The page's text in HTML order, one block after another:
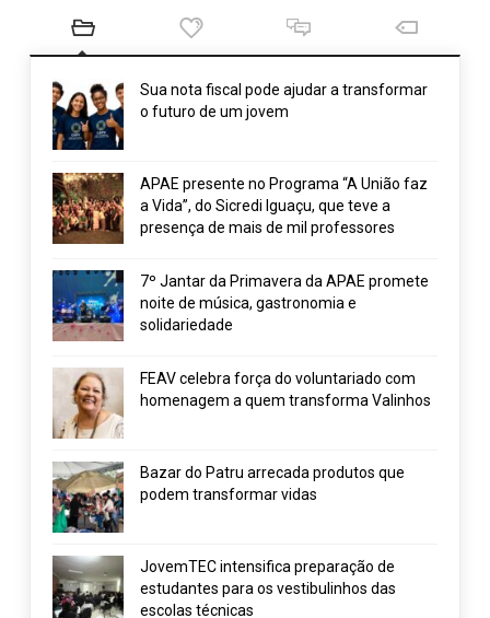
Sua nota fiscal pode ajudar a transformar
o futuro de um jovem
APAE presente no Programa “A União faz
a Vida”, do Sicredi Iguaçu, que teve a
presença de mais de mil professores
7º Jantar da Primavera da APAE promete
noite de música, gastronomia e
solidariedade
FEAV celebra força do voluntariado com
homenagem a quem transforma Valinhos
Bazar do Patru arrecada produtos que
podem transformar vidas
JovemTEC intensifica preparação de
estudantes para os vestibulinhos das
escolas técnicas